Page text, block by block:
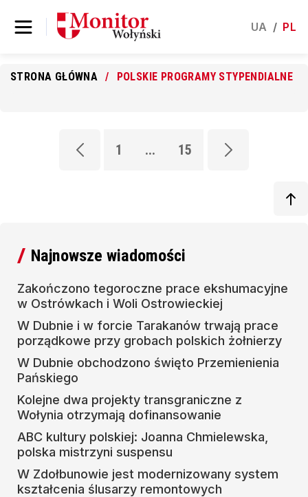
UA / PL
STRONA GŁÓWNA POLSKIE PROGRAMY STYPENDIALNE
1 ... 15
Najnowsze wiadomości
Zakończono tegoroczne prace ekshumacyjne
w Ostrówkach i Woli Ostrowieckiej
W Dubnie i w forcie Tarakanów trwają prace
porządkowe przy grobach polskich żołnierzy
W Dubnie obchodzono święto Przemienienia
Pańskiego
Kolejne dwa projekty transgraniczne z
Wołynia otrzymają dofinansowanie
ABC kultury polskiej: Joanna Chmielewska,
polska mistrzyni suspensu
W Zdołbunowie jest modernizowany system
kształcenia ślusarzy remontowych